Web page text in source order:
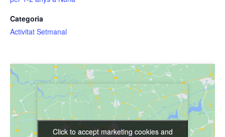
Categoria
Activitat Setmanal
Click to accept marketing cookies and
Click to accept marketing cookies and